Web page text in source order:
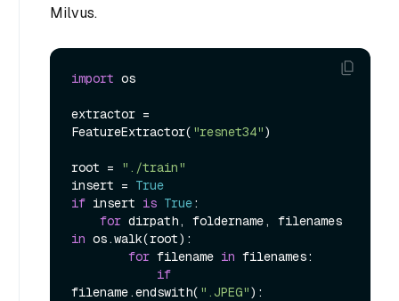
Milvus.
import os
extractor =
FeatureExtractor( "resnet34")
root =
"./train"
insert = True
if insert is True:
for
in os.walk(root):
for filename in filenames:
if
filename.endswith( ".JPEG"):